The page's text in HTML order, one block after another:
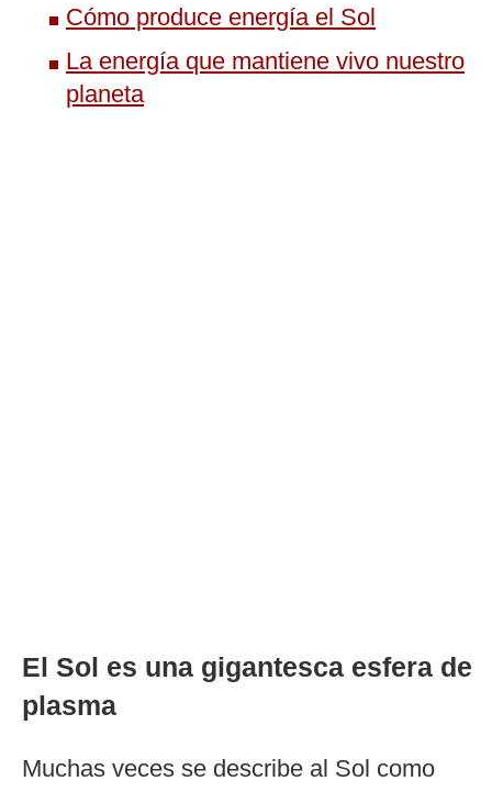
Cómo produce energía el Sol
La energía que mantiene vivo nuestro
planeta
El Sol es una gigantesca esfera de
plasma
Muchas veces se describe al Sol como